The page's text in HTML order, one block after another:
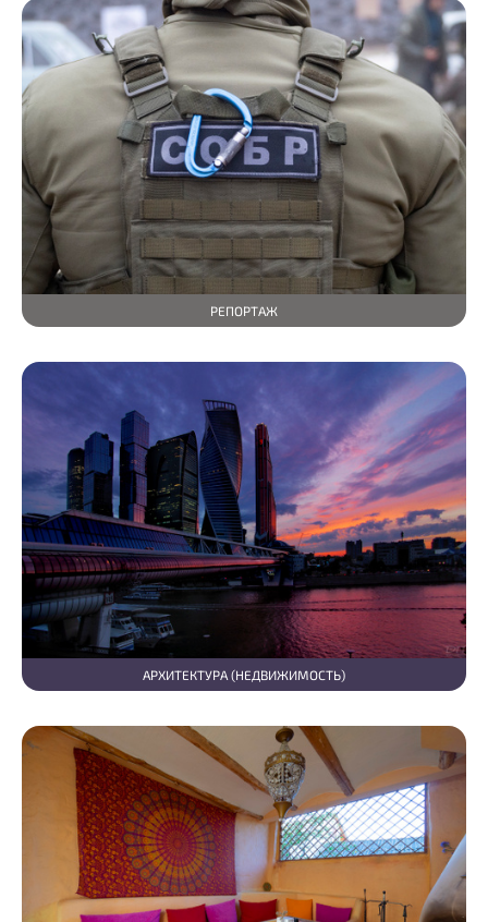
РЕПОРТАЖ
АРХИТЕКТУРА (НЕДВИЖИМОСТЬ)